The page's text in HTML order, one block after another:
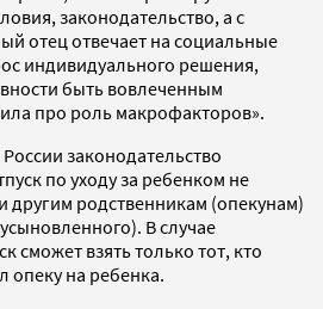
законодательство, а с
отец отвечает на социальные
индивидуального решения,
быть вовлеченным
про роль макрофакторов».
законодательство
по уходу за ребенком не
другим родственникам (опекунам)
В случае
сможет взять только тот, кто
на ребенка.